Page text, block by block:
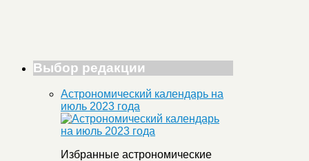
Выбор редакции
Астрономический календарь на
июль 2023 года
Избранные астрономические